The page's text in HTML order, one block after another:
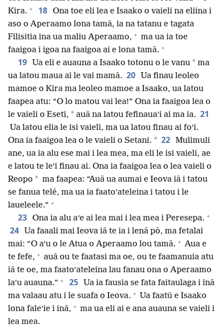
Kira. + 18 Ona toe eli lea e Isaako o vaieli na eliina i
aso o Aperaamo lona tamā, ia na tatanu e tagata
Filisitia ina ua maliu Aperaamo, + ma ua ia toe
faaigoa i igoa na faaigoa ai e lona tamā. +
19 Ua eli e auauna a Isaako totonu o le vanu * ma
ua latou maua ai le vai mamā. 20
Ua finau leoleo
mamoe o Kira ma leoleo mamoe a Isaako, ua latou
faapea atu: “O lo matou vai lea!” Ona ia faaigoa lea o
le vaieli o Eseti, * auā na latou fefinauaʻi ai ma ia. 21
Ua latou elia le isi vaieli, ma ua latou finau ai foʻi.
Ona ia faaigoa lea o le vaieli o Setani. * 22 Mulimuli
ane, ua ia alu ese mai i lea mea, ma eli le isi vaieli, ae
e latou te leʻi finau ai. Ona ia faaigoa lea o lea vaieli o
Reopo * ma faapea: “Auā ua aumai e Ieova iā i tatou
se fanua telē, ma ua ia faatoʻateleina i tatou i le
laueleele.” +
23 Ona ia alu a‘e ai lea mai i lea mea i Peresepa. +
24
Ua faaali mai Ieova iā te ia i lenā pō, ma fetalai
mai: “O aʻu o le Atua o Aperaamo lou tamā. + Aua e
te fefe, + auā ou te faatasi ma oe, ou te faamanuia atu
iā te oe, ma faatoʻateleina lau fanau ona o Aperaamo
laʻu auauna.” + 25
Ua ia fausia se fata faitaulaga i inā
ma valaau atu i le suafa o Ieova. + Ua faatū e Isaako
lona faleʻie i inā, + ma ua eli ai e ana auauna se vaieli i
lea mea.